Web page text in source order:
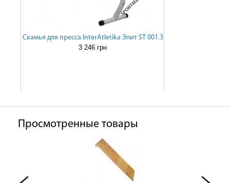
Скамья для пресса InterAtletika Элит ST 001.3
3 246 грн
Просмотренные товары